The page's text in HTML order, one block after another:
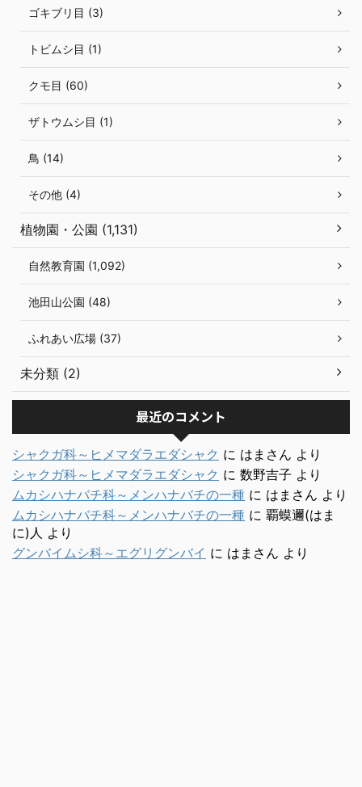
ゴキブリ目 (3)
トビムシ目 (1)
クモ目 (60)
ザトウムシ目 (1)
鳥 (14)
その他 (4)
植物園・公園 (1,131)
自然教育園 (1,092)
池田山公園 (48)
ふれあい広場 (37)
未分類 (2)
最近のコメント
シャクガ科～ヒメマダラエダシャク に はまさん より
シャクガ科～ヒメマダラエダシャク に 数野吉子 より
ムカシハナバチ科～メンハナバチの一種 に はまさん より
ムカシハナバチ科～メンハナバチの一種 に 覇蟆邇(はま
に)人 より
グンバイムシ科～エグリグンバイ に はまさん より